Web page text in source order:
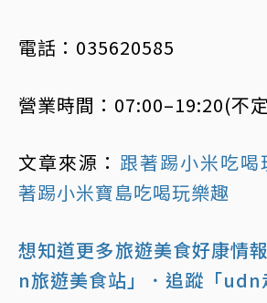
電話：035620585
營業時間：07:00–19:20(不
文章來源： 跟著踢小米吃喝
著踢小米寶島吃喝玩樂趣
想知道更多旅遊美食好康情
n旅遊美食站」
．追蹤「udn